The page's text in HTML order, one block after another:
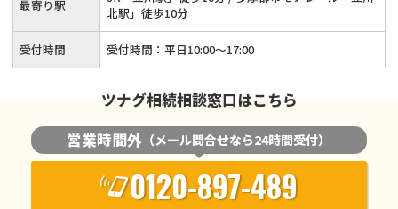
最寄り駅
北駅」徒歩10分
受付時間 受付時間：平日10:00〜17:00
ツナグ相続相談窓口はこちら
営業時間外 （メール問合せなら24時間受付）
0120-897-489